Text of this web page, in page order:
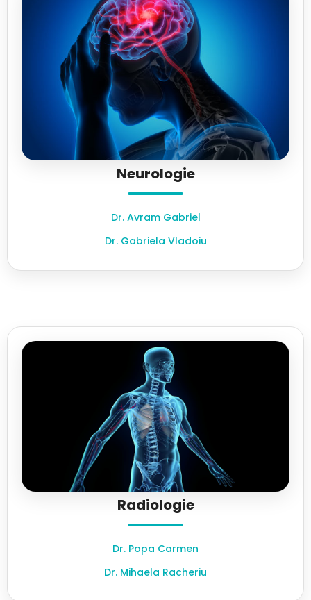
Neurologie
Dr. Avram Gabriel
Dr. Gabriela Vladoiu
Radiologie
Dr. Popa Carmen
Dr. Mihaela Racheriu